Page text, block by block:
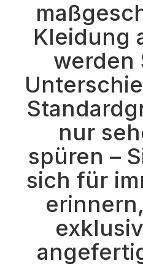
Kleidung
werden
nur
spüren –
sich für